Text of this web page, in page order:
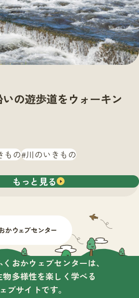
の遊歩道をウォーキン
もの 川のいきもの
もっと見る
おかウェブセンターは、
多様性を楽しく学べる
ブサイトです。